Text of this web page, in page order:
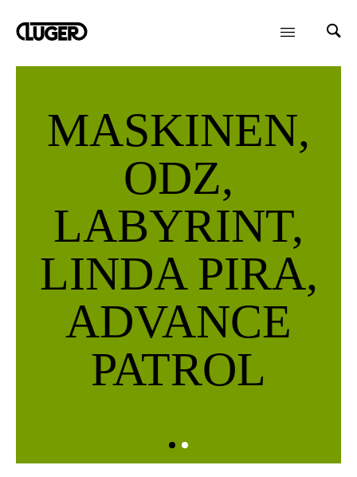
MASKINEN,
ODZ,
LABYRINT,
LINDA PIRA,
ADVANCE
PATROL